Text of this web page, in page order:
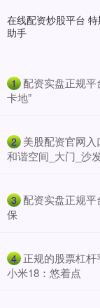
在线配资炒股平台
助手
1 配资实盘正规平
卡地”
2 美股配资官网
和谐空间_大门_沙
3 配资实盘正规平
保
4 正规的股票杠
小米18：悠着点